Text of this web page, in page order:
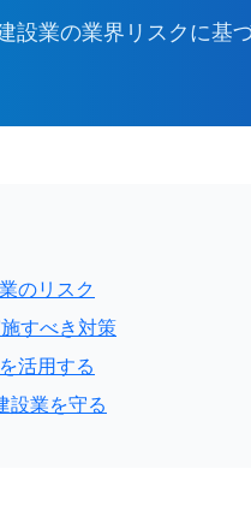
設業の業界リスクに基
のリスク
すべき対策
活用する
設業を守る